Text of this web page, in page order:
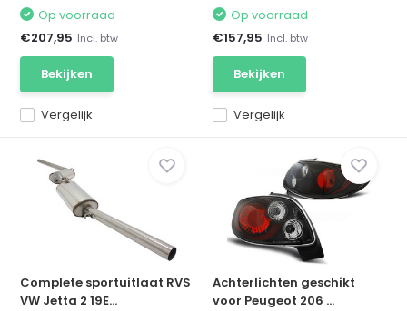
Vergelijk
Op voorraad
€207,95 Incl. btw
Bekijken
Vergelijk
Op voorraad
€157,95 Incl. btw
Bekijken
Complete sportuitlaat RVS
VW Jetta 2 19E...
Achterlichten geschikt
voor Peugeot 206 ...